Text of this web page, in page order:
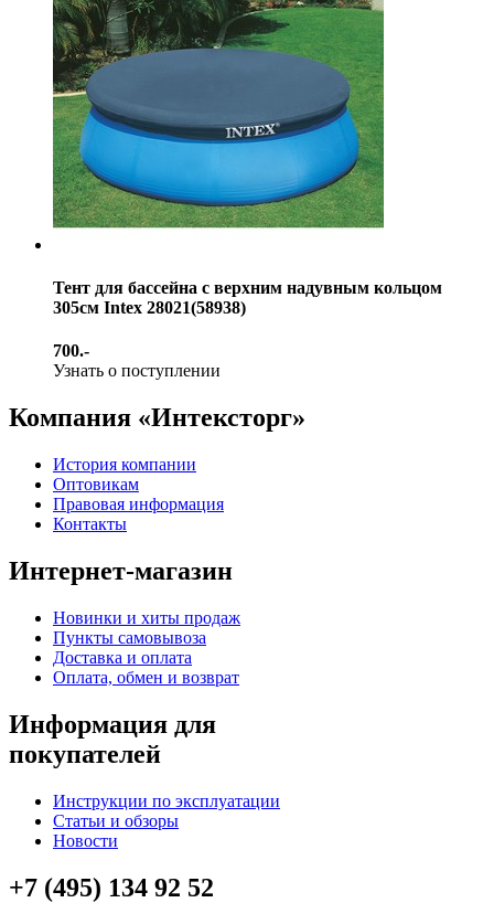
Тент для бассейна с верхним надувным кольцом
305см Intex 28021(58938)
700.-
Узнать о поступлении
Компания «Интексторг»
История компании
Оптовикам
Правовая информация
Контакты
Интернет-магазин
Новинки и хиты продаж
Пункты самовывоза
Доставка и оплата
Оплата, обмен и возврат
Информация для
покупателей
Инструкции по эксплуатации
Статьи и обзоры
Новости
+7 (495) 134 92 52